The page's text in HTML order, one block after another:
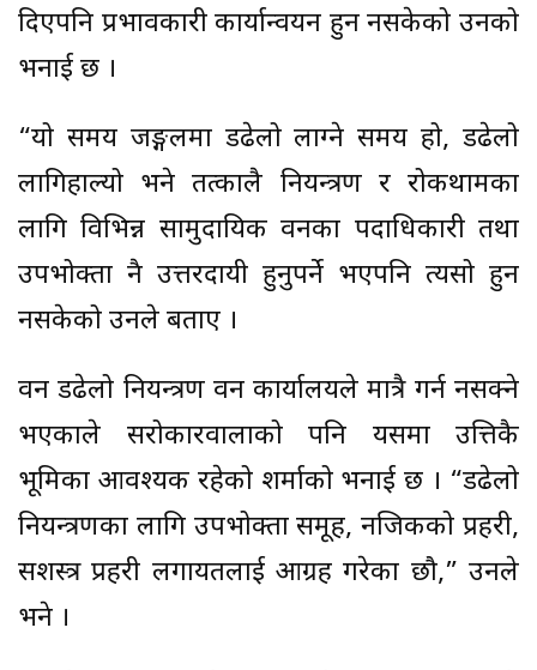
दिएपनि प्रभावकारी कार्यान्वयन हुन नसकेको उनको
भनाई छ ।
“यो समय जङ्गलमा डढेलो लाग्ने समय हो, डढेलो
लागिहाल्यो भने तत्कालै नियन्त्रण र रोकथामका
लागि विभिन्न सामुदायिक वनका पदाधिकारी तथा
उपभोक्ता नै उत्तरदायी हुनुपर्ने भएपनि त्यसो हुन
नसकेको उनले बताए ।
वन डढेलो नियन्त्रण वन कार्यालयले मात्रै गर्न नसक्ने
भएकाले सरोकारवालाको पनि यसमा उत्तिकै
भूमिका आवश्यक रहेको शर्माको भनाई छ । “डढेलो
नियन्त्रणका लागि उपभोक्ता समूह, नजिकको प्रहरी,
सशस्त्र प्रहरी लगायतलाई आग्रह गरेका छौ,” उनले
भने ।